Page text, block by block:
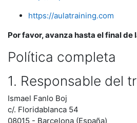
https://aulatraining.com
Por favor, avanza hasta el final
Política completa
1. Responsable del
Ismael Fanlo Boj
c/. Floridablanca 54
08015 - Barcelona (España)